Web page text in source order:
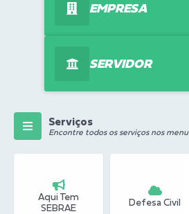
AQUI TEM SEBRAE
DOCUMENTOS
ALDIR BLANC 2025
Cultura
JORNADA DO PATRIMÔNIO
EMPRESA
SERVIDOR
Serviços
Encontre todos os serviços nos menu
Aqui Tem
SEBRAE
Defesa Civil